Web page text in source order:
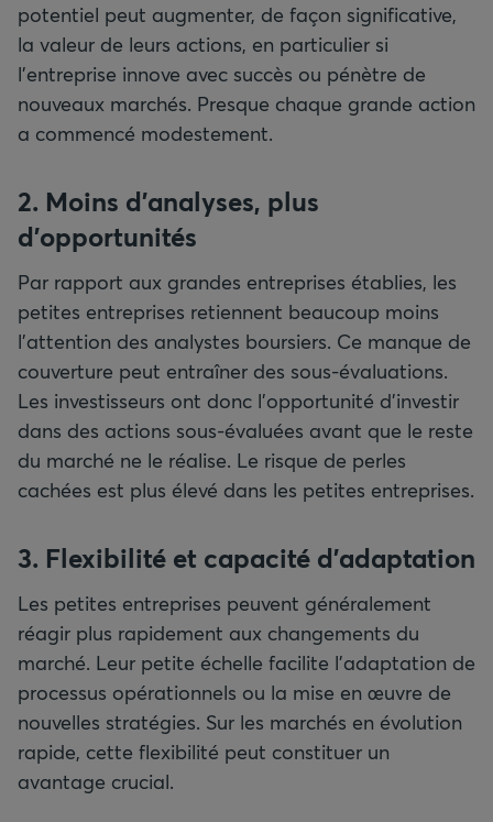
potentiel peut augmenter, de façon significative,
la valeur de leurs actions, en particulier si
l’entreprise innove avec succès ou pénètre de
nouveaux marchés. Presque chaque grande action
a commencé modestement.
2. Moins d’analyses, plus
d’opportunités
Par rapport aux grandes entreprises établies, les
petites entreprises retiennent beaucoup moins
l’attention des analystes boursiers. Ce manque de
couverture peut entraîner des sous-évaluations.
Les investisseurs ont donc l’opportunité d’investir
dans des actions sous-évaluées avant que le reste
du marché ne le réalise. Le risque de perles
cachées est plus élevé dans les petites entreprises.
3. Flexibilité et capacité d’adaptation
Les petites entreprises peuvent généralement
réagir plus rapidement aux changements du
marché. Leur petite échelle facilite l’adaptation de
processus opérationnels ou la mise en œuvre de
nouvelles stratégies. Sur les marchés en évolution
rapide, cette flexibilité peut constituer un
avantage crucial.